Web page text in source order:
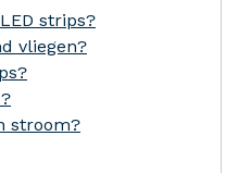
strips?
vliegen?
stroom?